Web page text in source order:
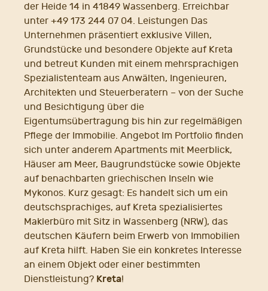
der Heide 14 in 41849 Wassenberg. Erreichbar
unter +49 173 244 07 04. Leistungen Das
Unternehmen präsentiert exklusive Villen,
Grundstücke und besondere Objekte auf Kreta
und betreut Kunden mit einem mehrsprachigen
Spezialistenteam aus Anwälten, Ingenieuren,
Architekten und Steuerberatern – von der Suche
und Besichtigung über die
Eigentumsübertragung bis hin zur regelmäßigen
Pflege der Immobilie. Angebot Im Portfolio finden
sich unter anderem Apartments mit Meerblick,
Häuser am Meer, Baugrundstücke sowie Objekte
auf benachbarten griechischen Inseln wie
Mykonos. Kurz gesagt: Es handelt sich um ein
deutschsprachiges, auf Kreta spezialisiertes
Maklerbüro mit Sitz in Wassenberg (NRW), das
deutschen Käufern beim Erwerb von Immobilien
auf Kreta hilft. Haben Sie ein konkretes Interesse
an einem Objekt oder einer bestimmten
Dienstleistung? Kreta!